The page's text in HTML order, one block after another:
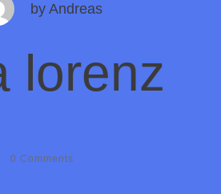
by Andreas
lorenz
0 Comments